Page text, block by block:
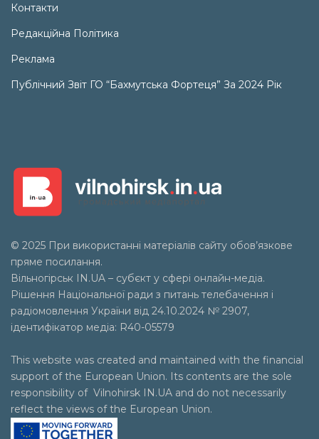
Контакти
Редакційна Політика
Реклама
Публічний Звіт ГО “Бахмутська Фортеця” За 2024 Рік
© 2025 При використанні матеріалів сайту обов’язкове
пряме посилання.
Вільногірськ IN.UA – субєкт у сфері онлайн-медіа.
Рішення Національної ради з питань телебачення і
радіомовлення України від 24.10.2024 № 2907,
ідентифікатор медіа: R40-05579
This website was created and maintained with the financial
support of the European Union. Its contents are the sole
responsibility of Vilnohirsk IN.UA and do not necessarily
reflect the views of the European Union.